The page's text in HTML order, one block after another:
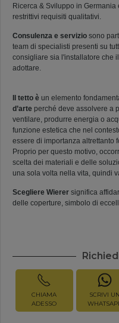
Ricerca & Sviluppo in
restrittivi requisiti qualitativi.
Consulenza e servizio sono
team di specialisti presenti su
consigliare sia l'installatore che
adottare.
Il tetto è un elemento
d’arte perché deve assolvere a
ventilare, produrre energia o
funzione estetica che nel
essere di importanza altrettanto
Proprio per questo motivo,
scelta dei materiali e delle
una sola volta nella vita, quindi
Scegliere Wierer significa
delle coperture, simbolo di
CHIAMA
ADESSO
SCRIVI UN